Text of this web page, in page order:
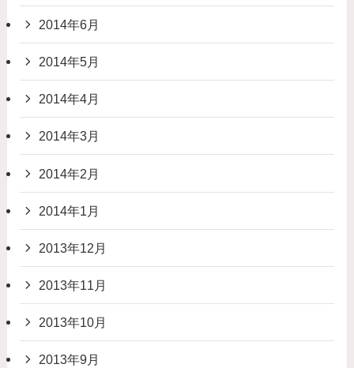
2014年6月
2014年5月
2014年4月
2014年3月
2014年2月
2014年1月
2013年12月
2013年11月
2013年10月
2013年9月